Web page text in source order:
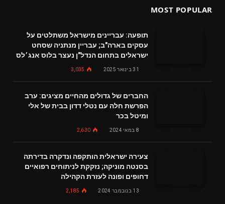
MOST POPULAR
תופעה: עבריינים מישראל משתלטים על
עסקים בארה"ב; עבריין מנתניה שסחט
ישראלים בתחום הנדל"ן נעצר בלוס אנג׳לס
31 בינואר 2025 3,035
החברים של גדולים מהחיים מציגים: ערב
הפרשת חלה עם נטלי דדון בבית של אלי
ומיטל בכר
8 במאי 2024 2,630
צעירה ישראלית הותקפה ונדקרה בדירתה
בסנטה מוניקה; נזקקת לניתוחים רפואיים
דחופים ופונה לעזרת הקהילה
13 בנובמבר 2024 2,185